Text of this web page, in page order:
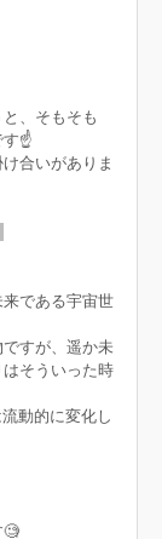
、そもそも
す☝️
合いがありま
である宇宙世
すが、遥か未
そういった時
動的に変化し
🧐